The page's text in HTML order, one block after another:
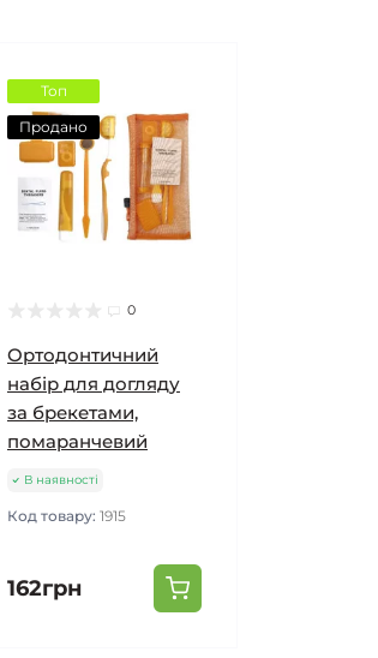
Топ
Продано
0
Ортодонтичний
набір для догляду
за брекетами,
помаранчевий
В наявності
Код товару: 1915
162грн